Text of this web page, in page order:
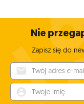
Nie
Zapisz się do